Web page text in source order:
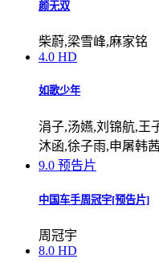
颜无双
柴蔚,梁雪峰,麻家铭
4.0 HD
如歌少年
涓子,汤嬿,刘锦航,王
沐函,徐子雨,申屠韩茜
9.0 预告片
中国车手周冠宇[预告片]
周冠宇
8.0 HD